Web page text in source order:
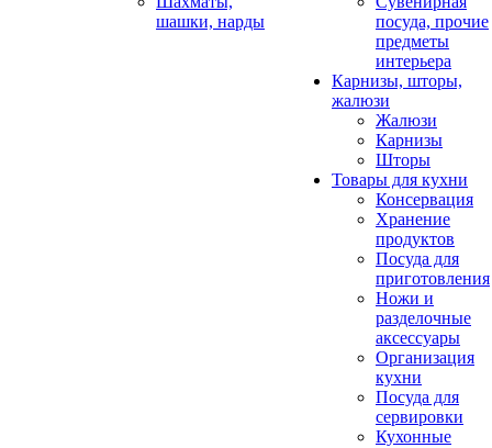
шашки, нарды
посуда, прочие
предметы
интерьера
Карнизы, шторы,
жалюзи
Жалюзи
Карнизы
Шторы
Товары для кухни
Консервация
Хранение
продуктов
Посуда для
приготовления
Ножи и
разделочные
аксессуары
Организация
кухни
Посуда для
сервировки
Кухонные